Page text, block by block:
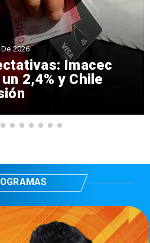
Imacec
2,4% y Chile
2026